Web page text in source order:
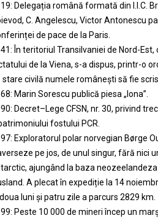
Delegația română formată din I.I.C.
C. Angelescu, Victor Antonescu
de pace de la Paris.
În teritoriul Transilvaniei de Nord-
de la Viena, s-a dispus, printr-o
stare civilă numele românești să fie
Marin Sorescu publică piesa „Iona”.
Decret–Lege CFSN, nr. 30, privind
fostului PCR.
Exploratorul polar norvegian Børge
pe jos, de unul singur, fără nici
ajungând la baza
A plecat în expediție la 14
luni și patru zile a parcurs 2829 km.
Peste 10 000 de mineri încep un